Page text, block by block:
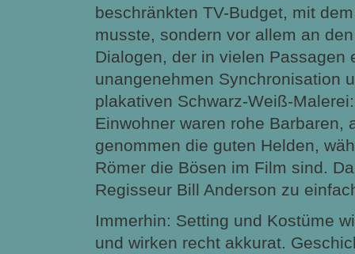
beschränkten TV-Budget, mit
musste, sondern vor allem an
Dialogen, der in vielen Passagen
unangenehmen Synchronisation
plakativen Schwarz-Weiß-
Einwohner waren rohe Barbaren,
genommen die guten Helden,
Römer die Bösen im Film sind.
Regisseur Bill Anderson zu
Immerhin: Setting und Kostüme
und wirken recht akkurat.